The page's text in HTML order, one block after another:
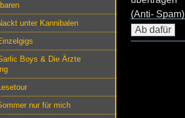
unter Kannibalen
Boys & Die Ärzte
nur für mich
(Anti- Spam)